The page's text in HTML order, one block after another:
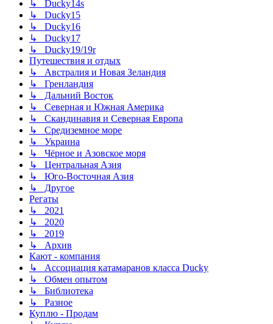
↳ Ducky14s
↳ Ducky15
↳ Ducky16
↳ Ducky17
↳ Ducky19/19r
Путешествия и отдых
↳ Австралия и Новая Зеландия
↳ Гренландия
↳ Дальний Восток
↳ Северная и Южная Америка
↳ Скандинавия и Северная Европа
↳ Средиземное море
↳ Украина
↳ Чёрное и Азовское моря
↳ Центральная Азия
↳ Юго-Восточная Азия
↳ Другое
Регаты
↳ 2021
↳ 2020
↳ 2019
↳ Архив
Кают - компания
↳ Ассоциация катамаранов класса Ducky
↳ Обмен опытом
↳ Библиотека
↳ Разное
Куплю - Продам